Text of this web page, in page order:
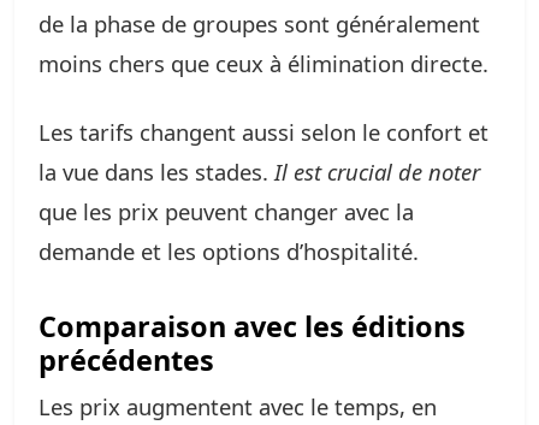
de la phase de groupes sont généralement
moins chers que ceux à élimination directe.
Les tarifs changent aussi selon le confort et
la vue dans les stades.Il est crucial de noter
que les prix peuvent changer avec la
demande et les options d’hospitalité.
Comparaison avec les éditions
précédentes
Les prix augmentent avec le temps, en